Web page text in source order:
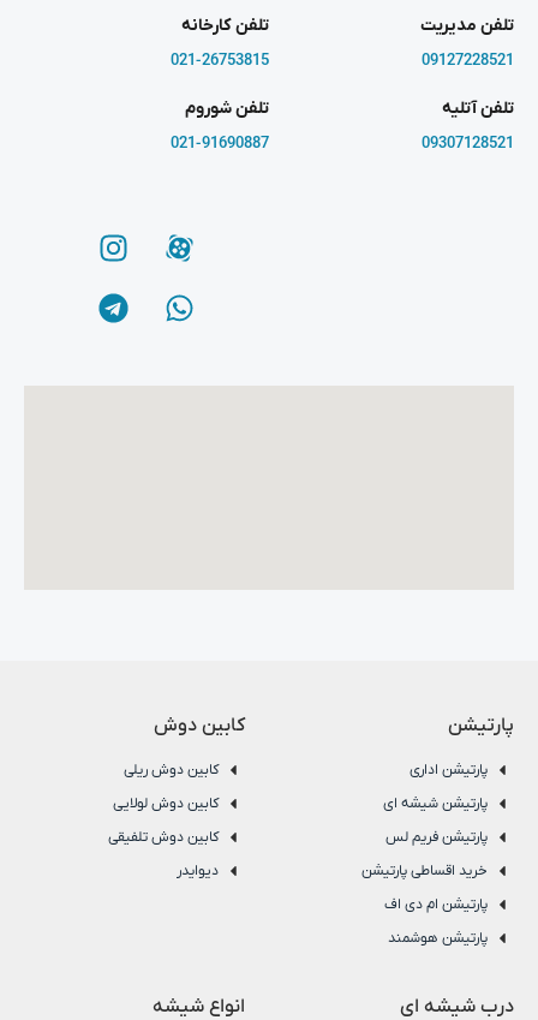
تلفن مدیریت
09127228521
تلفن کارخانه
021-26753815
تلفن آتلیه
09307128521
تلفن شوروم
021-91690887
پارتیشن
پارتیشن اداری
پارتیشن شیشه ای
پارتیشن فریم لس
خرید اقساطی پارتیشن
پارتیشن ام دی اف
پارتیشن هوشمند
کابین دوش
کابین دوش ریلی
کابین دوش لولایی
کابین دوش تلفیقی
دیوایدر
درب شیشه ای انواع شیشه